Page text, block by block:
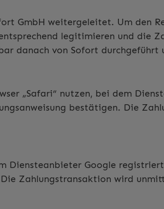
GmbH weitergeleitet. Um den
legitimieren und die
danach von Sofort
„Safari“ nutzen, bei dem
bestätigen. Die
Diensteanbieter Google
Zahlungstransaktion wird